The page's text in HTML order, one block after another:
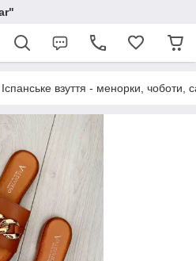
Іспанське взуття - менорки, чоботи,